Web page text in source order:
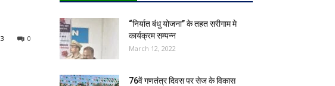
0
3
“निर्यात बंधु योजना” के तहत सरीगाम मे
कार्यक्रम सम्पन्न
March 12, 2022
76वें गणतंत्र दिवस पर सेज के विकास